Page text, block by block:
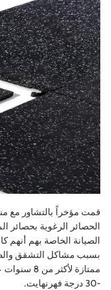
قمت مؤخراً بالتشاور مع
الحصائر الرغوية
بسبب مشاكل التشقق
ممتازة
-30 درجة فهرنهايت.